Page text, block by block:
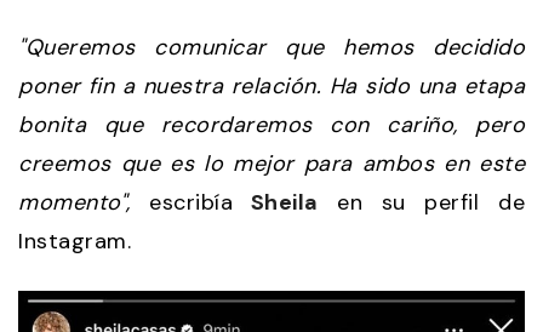
"Queremos comunicar que hemos decidido
poner fin a nuestra relación. Ha sido una etapa
bonita que recordaremos con cariño, pero
creemos que es lo mejor para ambos en este
momento", escribía Sheila en su perfil de
Instagram.